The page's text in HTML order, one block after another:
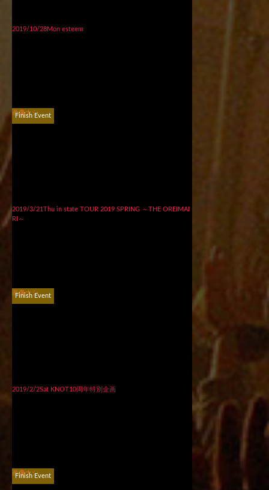
2019/10/28Mon esteem
画像ナシ
Finish Event
2019/3/21Thu in state TOUR 2019 SPRING ～THE OREIMAI
RI～
画像ナシ
Finish Event
2019/2/2Sat KNOT10周年特別企画
画像ナシ
Finish Event